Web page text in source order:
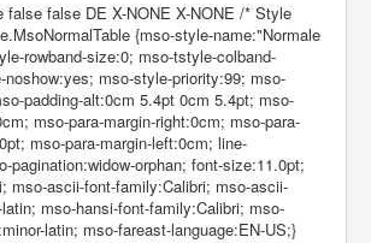
false false DE X-NONE X-NONE /* Style
{mso-style-name:"Normale
rowband-size:0; mso-tstyle-colband-
mso-style-priority:99; mso-
padding-alt:0cm 5.4pt 0cm 5.4pt; mso-
mso-para-margin-right:0cm; mso-para-
mso-para-margin-left:0cm; line-
pagination:widow-orphan; font-size:11.0pt;
mso-ascii-font-family:Calibri; mso-ascii-
mso-hansi-font-family:Calibri; mso-
latin; mso-fareast-language:EN-US;}